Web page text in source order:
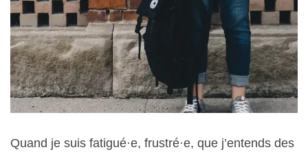
Quand je suis fatigué·e, frustré·e, que j’entends des